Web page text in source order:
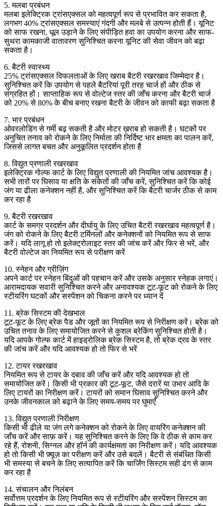
5. मलबा प्रबंधन
मलबा इलेक्ट्रिक ट्रांसएक्सल को महत्वपूर्ण रूप से प्रभावित कर सकता है,
लगभग 40% ट्रांसएक्सल समस्याएं गंदगी और मलबे से उत्पन्न होती हैं। यूनिट
को साफ रखना, धूल उड़ाने के लिए संपीड़ित हवा का उपयोग करना और साफ-
सुथरा कामकाजी वातावरण सुनिश्चित करना यूनिट की सेवा जीवन को बढ़ा
सकता है।
6. बैटरी स्वास्थ्य
25% ट्रांसएक्सल विफलताओं के लिए खराब बैटरी रखरखाव जिम्मेदार है।
सुनिश्चित करें कि उपयोग से पहले बैटरियां पूरी तरह चार्ज हों और ठीक से
संग्रहित हों। साप्ताहिक रूप से वोल्टेज स्तर की जाँच करना और बैटरी चार्ज
को 20% से 80% के बीच बनाए रखना बैटरी के जीवन को काफी बढ़ा सकता है
7. भार प्रबंधन
ओवरलोडिंग से गर्मी बढ़ सकती है और मोटर ख़राब हो सकती है। घटकों पर
अनुचित तनाव को रोकने के लिए निर्माता की निर्दिष्ट भार क्षमता का पालन करें,
जिससे लागत बचत और अनुकूलित प्रदर्शन होता है
8. विद्युत प्रणाली रखरखाव
इलेक्ट्रिक गोल्फ कार्ट के लिए विद्युत प्रणाली की नियमित जांच आवश्यक है।
सभी तारों पर घिसाव या क्षति के संकेतों की जाँच करें, सुनिश्चित करें कि कोई
जंग या ढीला कनेक्शन नहीं है, और सुनिश्चित करें कि बैटरी चार्जर ठीक से काम
कर रहा है
9. बैटरी रखरखाव
कार्ट के समग्र प्रदर्शन और दीर्घायु के लिए उचित बैटरी रखरखाव महत्वपूर्ण है।
जंग को रोकने के लिए बैटरी टर्मिनलों और कनेक्शनों को नियमित रूप से साफ
करें। यदि लागू हो तो इलेक्ट्रोलाइट स्तर की जांच करें और फिर से भरें, और
बैटरी वोल्टेज का नियमित रूप से परीक्षण करें
10. स्नेहन और ग्रीज़िंग
अपने कार्ट पर स्नेहन बिंदुओं की पहचान करें और उसके अनुसार स्नेहक लगाएं।
आरामदायक सवारी सुनिश्चित करने और अनावश्यक टूट-फूट को रोकने के लिए
स्टीयरिंग घटकों और सस्पेंशन को चिकना करने पर ध्यान दें
11. ब्रेक सिस्टम की देखभाल
टूट-फूट के लिए ब्रेक पैड और जूतों का नियमित रूप से निरीक्षण करें। ब्रेक को
उचित तनाव के लिए समायोजित करने से कुशल ब्रेकिंग सुनिश्चित होती है।
यदि आपके गोल्फ कार्ट में हाइड्रोलिक ब्रेक सिस्टम है, तो ब्रेक द्रव के स्तर
की जांच करें और यदि आवश्यक हो तो फिर से भरें
12. टायर रखरखाव
नियमित रूप से टायर के दबाव की जाँच करें और यदि आवश्यक हो तो
समायोजित करें। किसी भी प्रकार की टूट-फूट, जैसे दरारें या उभार आदि के
लिए टायरों का निरीक्षण करें। टायरों को समान घिसाव सुनिश्चित करने और
उनके जीवनकाल को बढ़ाने के लिए समय-समय पर घुमाएँ
13. विद्युत प्रणाली निरीक्षण
किसी भी ढीले या जंग लगे कनेक्शन को रोकने के लिए वायरिंग कनेक्शन की
जाँच करें और साफ़ करें। यह सुनिश्चित करने के लिए कि वे ठीक से काम कर
रहे हैं, रोशनी, सिग्नल और हॉर्न की कार्यक्षमता का निरीक्षण करें। यदि आवश्यक
हो तो किसी भी फ़्यूज़ का परीक्षण करें और उसे बदलें। बैटरी से संबंधित किसी
भी समस्या से बचने के लिए सत्यापित करें कि चार्जिंग सिस्टम सही ढंग से काम
कर रहा है
14. संचालन और निलंबन
सर्वोत्तम प्रदर्शन के लिए नियमित रूप से स्टीयरिंग और सस्पेंशन सिस्टम का